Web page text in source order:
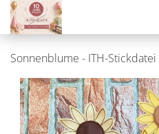
Sonnenblume - ITH-Stickdatei